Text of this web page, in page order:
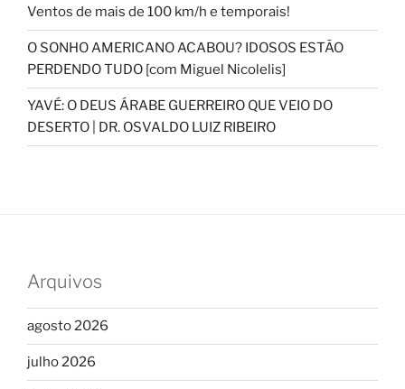
Ventos de mais de 100 km/h e temporais!
O SONHO AMERICANO ACABOU? IDOSOS ESTÃO
PERDENDO TUDO [com Miguel Nicolelis]
YAVÉ: O DEUS ÁRABE GUERREIRO QUE VEIO DO
DESERTO | DR. OSVALDO LUIZ RIBEIRO
Arquivos
agosto 2026
julho 2026